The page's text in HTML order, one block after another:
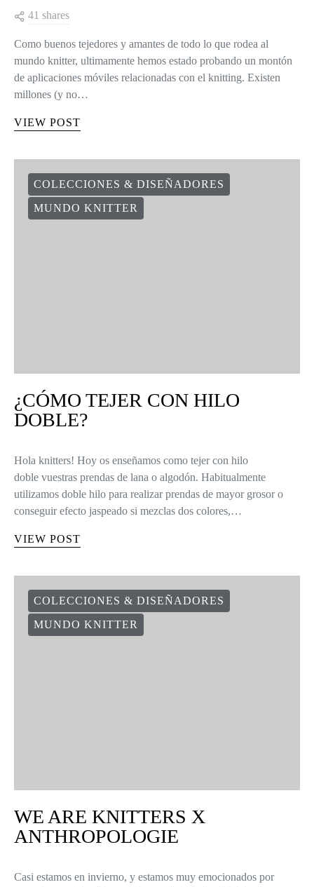
41 shares
Como buenos tejedores y amantes de todo lo que rodea al
mundo knitter, ultimamente hemos estado probando un montón
de aplicaciones móviles relacionadas con el knitting. Existen
millones (y no…
VIEW POST
COLECCIONES & DISEÑADORES
MUNDO KNITTER
¿CÓMO TEJER CON HILO
DOBLE?
Hola knitters! Hoy os enseñamos como tejer con hilo
doble vuestras prendas de lana o algodón. Habitualmente
utilizamos doble hilo para realizar prendas de mayor grosor o
conseguir efecto jaspeado si mezclas dos colores,…
VIEW POST
COLECCIONES & DISEÑADORES
MUNDO KNITTER
WE ARE KNITTERS X
ANTHROPOLOGIE
Casi estamos en invierno, y estamos muy emocionados por